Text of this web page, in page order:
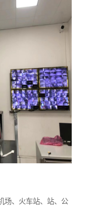
场、火车站、站、公